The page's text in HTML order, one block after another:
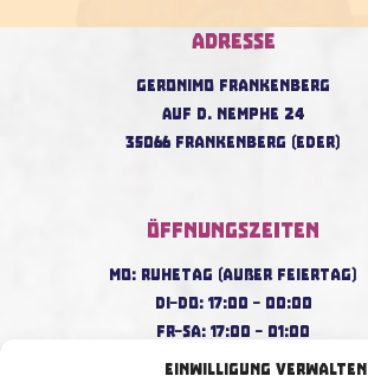
Einwilligung verwalten
Adresse
Geronimo Frankenberg
Auf d. Nemphe 24
35066 Frankenberg (Eder)
Öffnungszeiten
Mo: Ruhetag (außer Feiertag)
Di–Do: 17:00 – 00:00
Fr–Sa: 17:00 – 01:00
So: 17:00 – 23:00